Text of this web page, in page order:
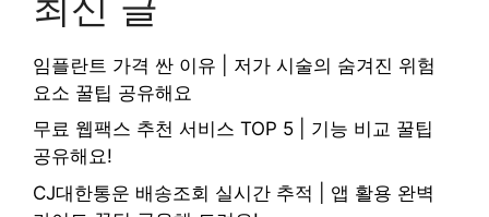
임플란트 가격 싼 이유 | 저가 시술의 숨겨진 위험
요소 꿀팁 공유해요
무료 웹팩스 추천 서비스 TOP 5 | 기능 비교 꿀팁
공유해요!
CJ대한통운 배송조회 실시간 추적 | 앱 활용 완벽